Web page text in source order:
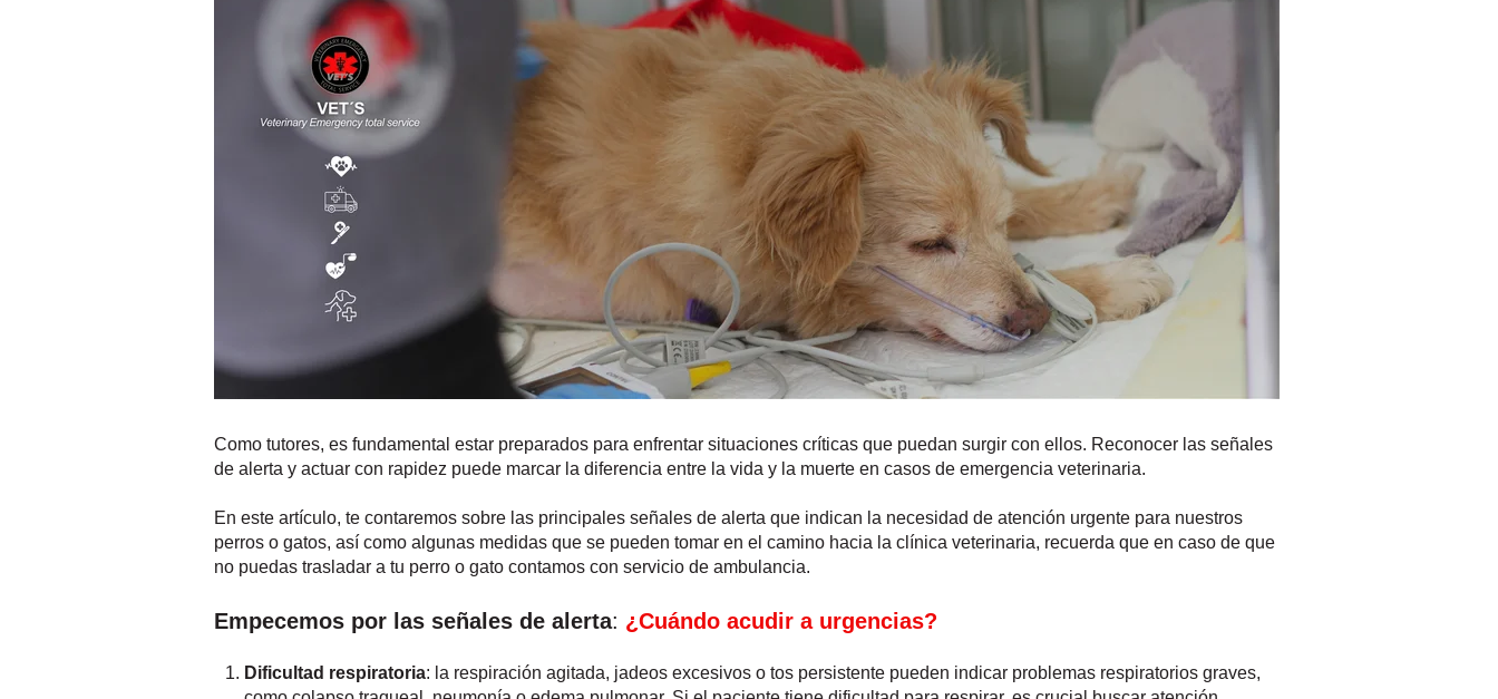
Como tutores, es fundamental estar preparados para enfrentar situaciones críticas que puedan surgir con ellos. Reconocer las señales
de alerta y actuar con rapidez puede marcar la diferencia entre la vida y la muerte en casos de emergencia veterinaria.
En este artículo, te contaremos sobre las principales señales de alerta que indican la necesidad de atención urgente para nuestros
perros o gatos, así como algunas medidas que se pueden tomar en el camino hacia la clínica veterinaria, recuerda que en caso de que
no puedas trasladar a tu perro o gato contamos con servicio de ambulancia.
Empecemos por las señales de alerta: ¿Cuándo acudir a urgencias?
Dificultad respiratoria: la respiración agitada, jadeos excesivos o tos persistente pueden indicar problemas respiratorios graves,